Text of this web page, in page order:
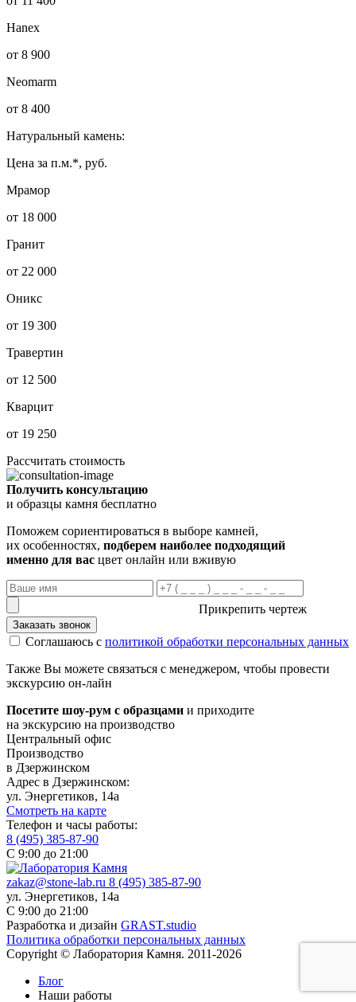
Hanex
от 8 900
Neomarm
от 8 400
Натуральный камень:
Цена за п.м.*, руб.
Мрамор
от 18 000
Гранит
от 22 000
Оникс
от 19 300
Травертин
от 12 500
Кварцит
от 19 250
Рассчитать стоимость
Получить консультацию
и образцы камня бесплатно
Поможем сориентироваться в выборе камней,
их особенностях, подберем наиболее подходящий
именно для вас цвет онлайн или вживую
Прикрепить чертеж
Заказать звонок
Соглашаюсь с политикой обработки персональных данных
Также Вы можете связаться с менеджером, чтобы провести
экскурсию он-лайн
Посетите шоу-рум с образцами и приходите
на экскурсию на производство
Центральный офис
Производство
в Дзержинском
Адрес в Дзержинском:
ул. Энергетиков, 14а
Смотреть на карте
Телефон и часы работы:
8 (495) 385-87-90
С 9:00 до 21:00
zakaz@stone-lab.ru 8 (495) 385-87-90
ул. Энергетиков, 14а
С 9:00 до 21:00
Разработка и дизайн GRAST.studio
Политика обработки персональных данных
Copyright © Лаборатория Камня. 2011-2026
Блог
Наши работы